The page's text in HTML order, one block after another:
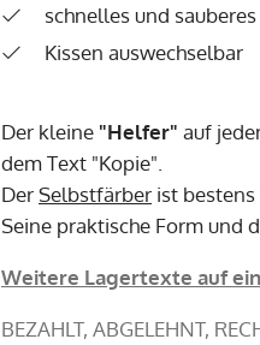
schnelles und
Kissen auswechselbar
Der kleine "Helfer" auf
dem Text "Kopie".
DerSelbstfärber ist
Seine praktische Form und
Weitere Lagertexte auf
BEZAHLT, ABGELEHNT,